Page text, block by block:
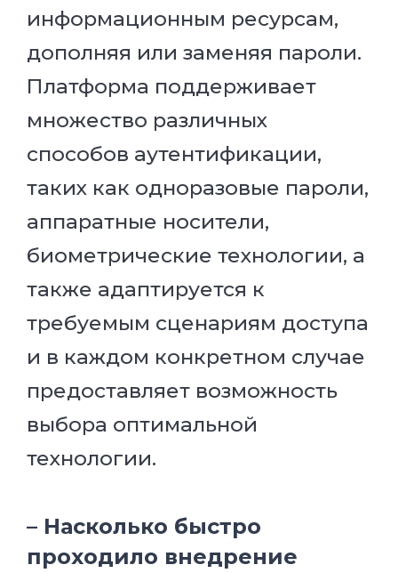
информационным ресурсам,
дополняя или заменяя пароли.
Платформа поддерживает
множество различных
способов аутентификации,
таких как одноразовые пароли,
аппаратные носители,
биометрические технологии, а
также адаптируется к
требуемым сценариям доступа
и в каждом конкретном случае
предоставляет возможность
выбора оптимальной
технологии.
– Насколько быстро
проходило внедрение